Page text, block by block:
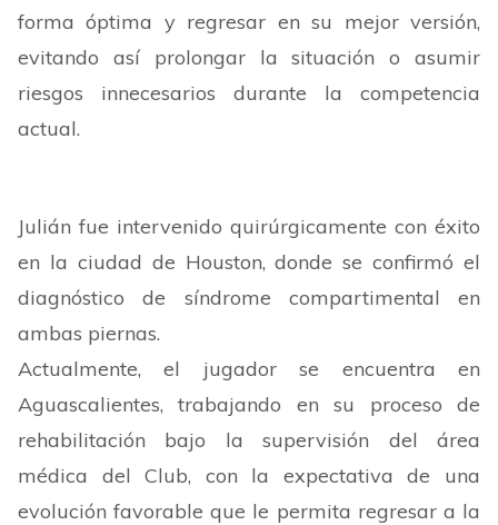
forma óptima y regresar en su mejor versión,
evitando así prolongar la situación o asumir
riesgos innecesarios durante la competencia
actual.
Julián fue intervenido quirúrgicamente con éxito
en la ciudad de Houston, donde se confirmó el
diagnóstico de síndrome compartimental en
ambas piernas.
Actualmente, el jugador se encuentra en
Aguascalientes, trabajando en su proceso de
rehabilitación bajo la supervisión del área
médica del Club, con la expectativa de una
evolución favorable que le permita regresar a la